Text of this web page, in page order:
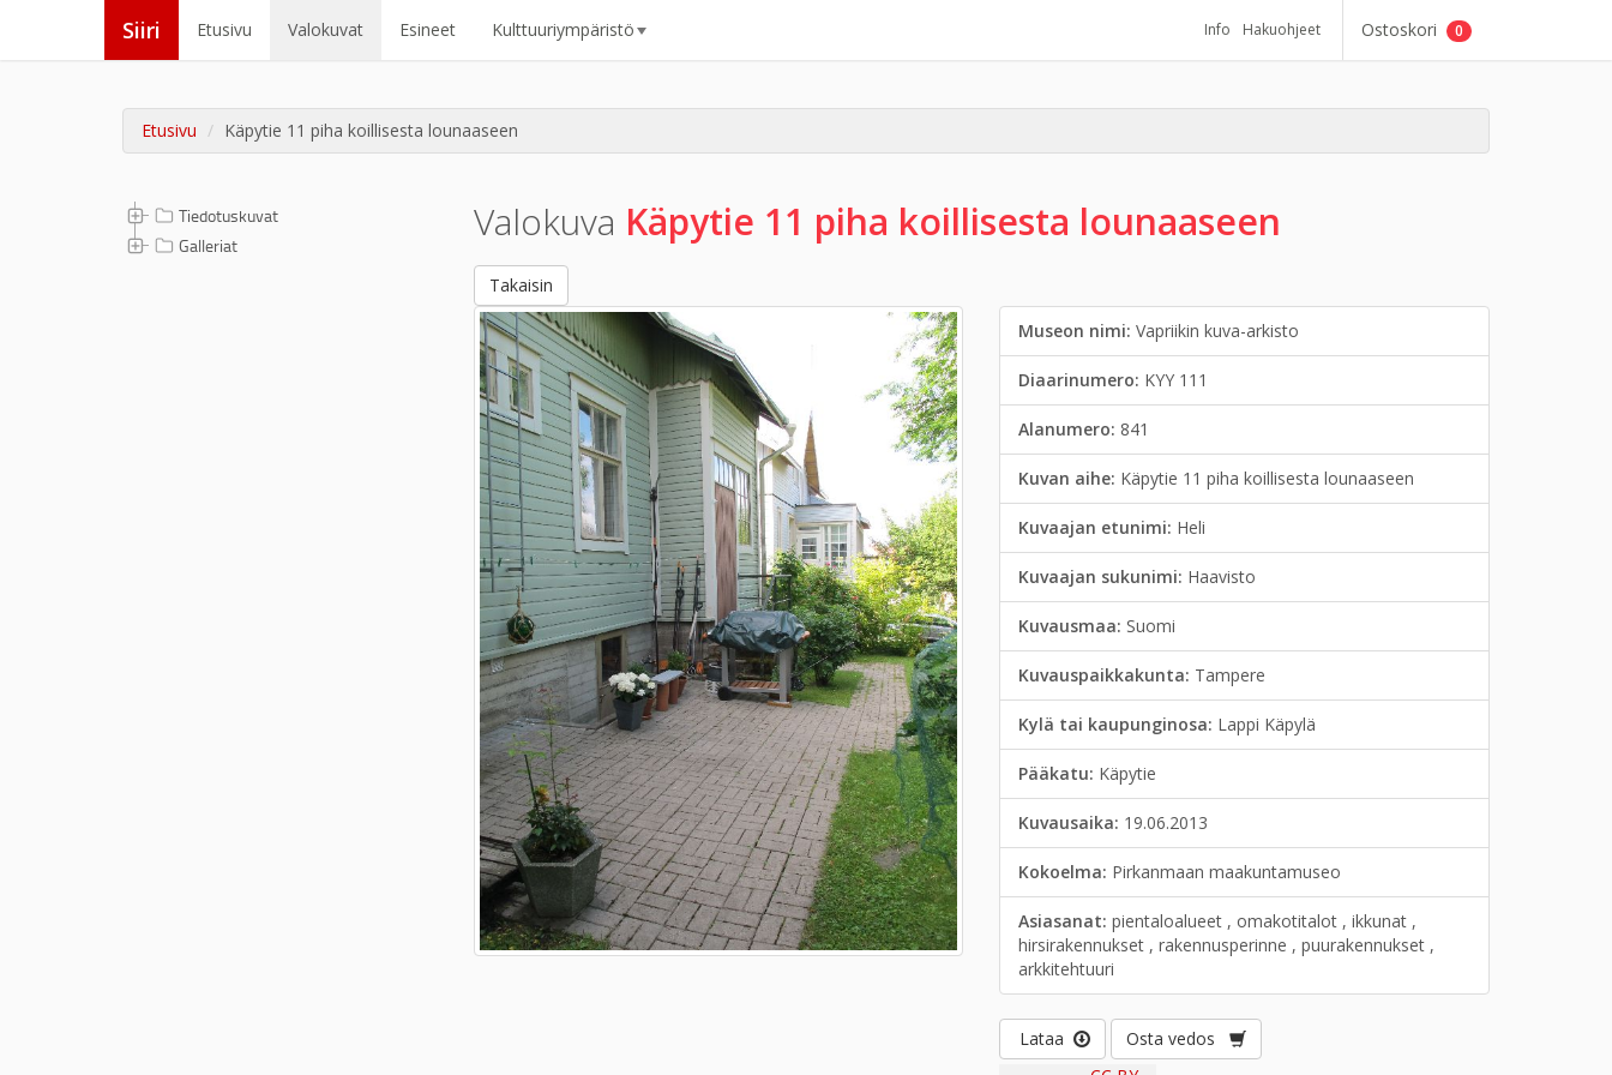
Siiri Etusivu Valokuvat Esineet Kulttuuriympäristö Info Hakuohjeet Ostoskori 0
Etusivu Käpytie 11 piha koillisesta lounaaseen
Tiedotuskuvat
Galleriat
Valokuva Käpytie 11 piha koillisesta lounaaseen
Takaisin
Museon nimi:Vapriikin kuva-arkisto
Diaarinumero: KYY 111
Alanumero: 841
Kuvan aihe: Käpytie 11 piha koillisesta lounaaseen
Kuvaajan etunimi: Heli
Kuvaajan sukunimi: Haavisto
Kuvausmaa: Suomi
Kuvauspaikkakunta: Tampere
Kylä tai kaupunginosa: Lappi Käpylä
Pääkatu: Käpytie
Kuvausaika: 19.06.2013
Kokoelma: Pirkanmaan maakuntamuseo
Asiasanat:pientaloalueet , omakotitalot , ikkunat ,
hirsirakennukset , rakennusperinne , puurakennukset ,
arkkitehtuuri
Lataa
Osta vedos